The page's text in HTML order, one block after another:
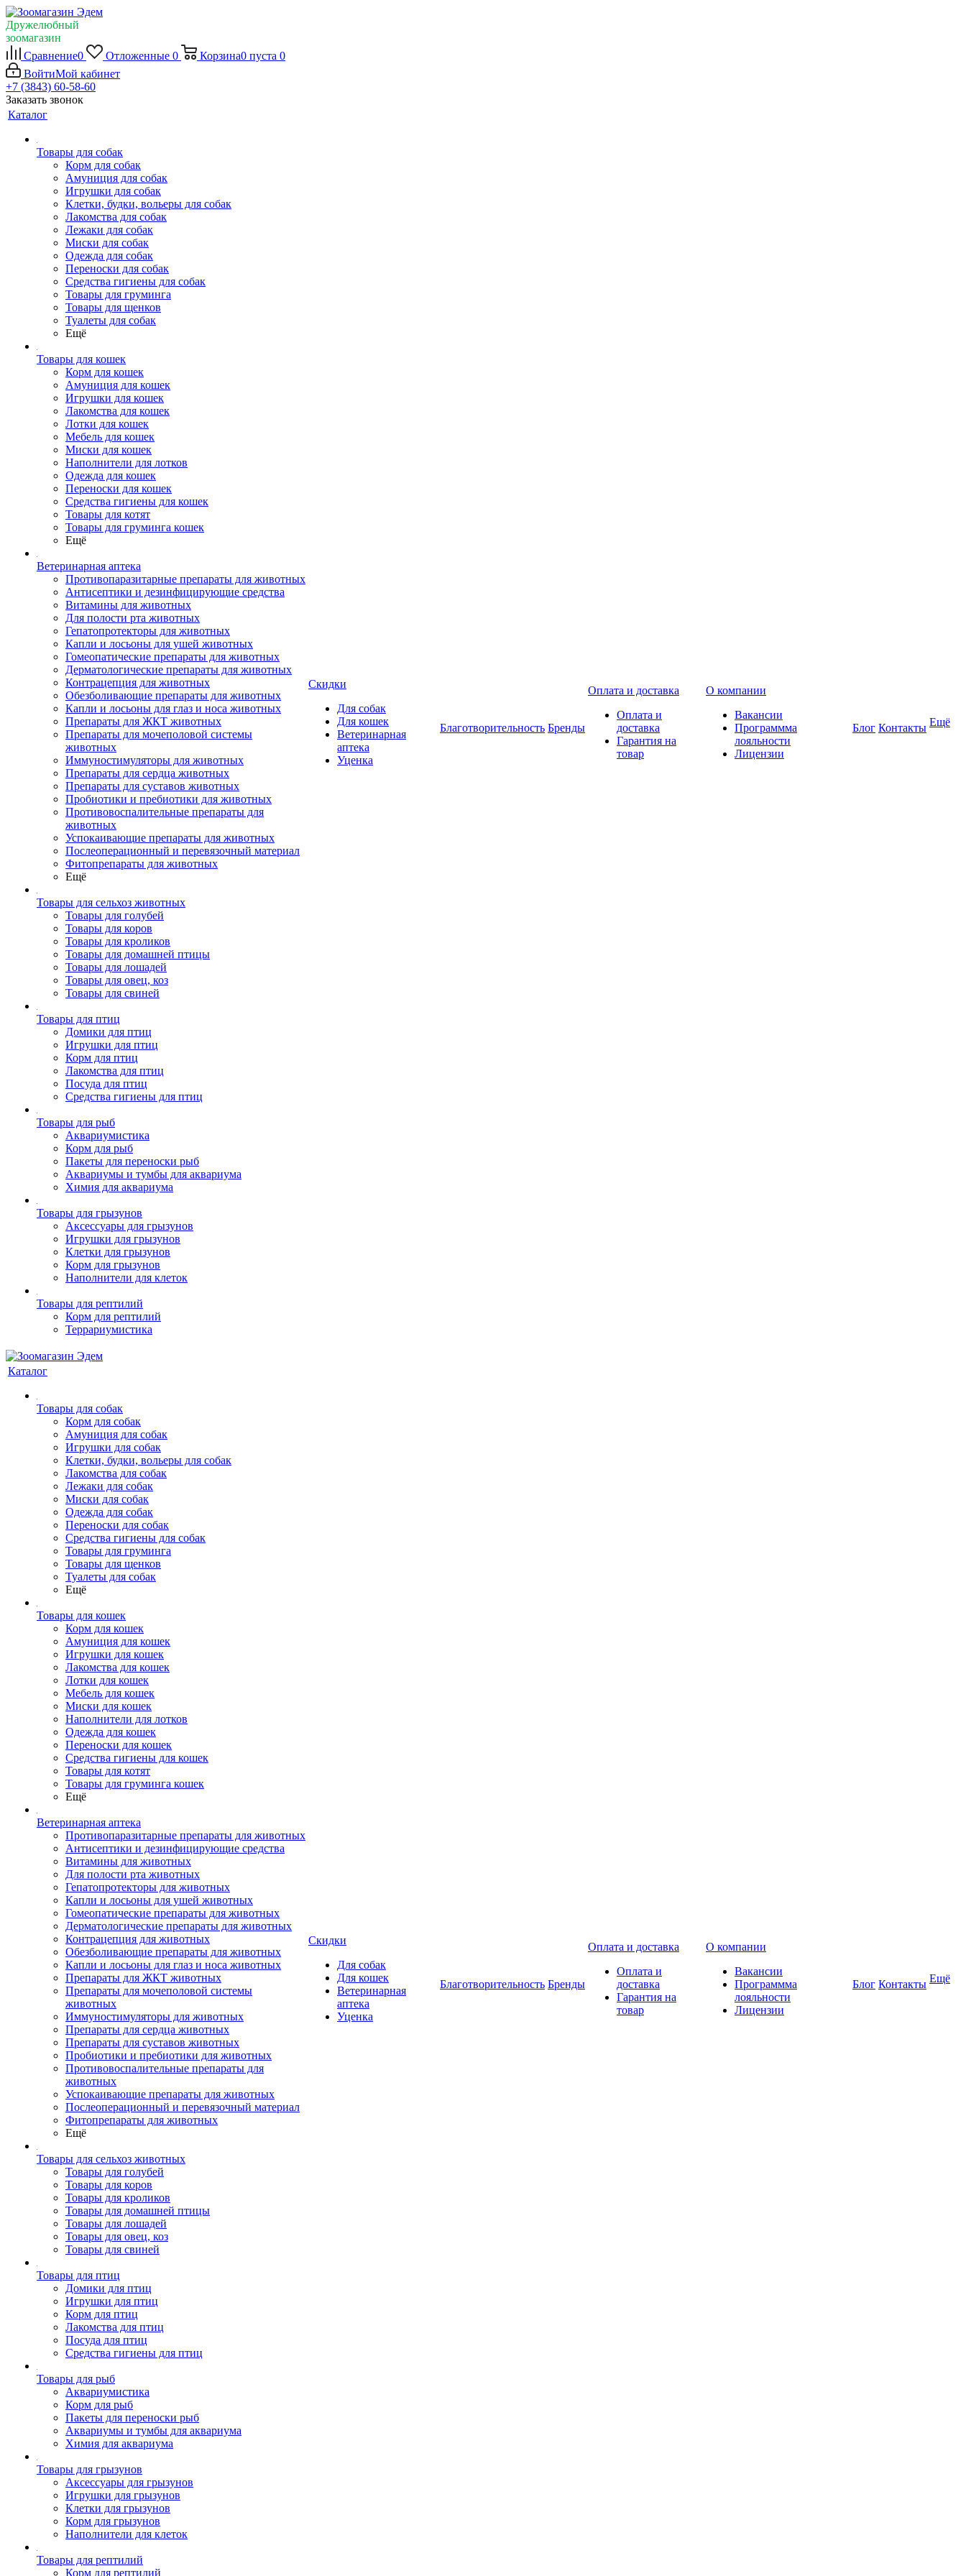
Дружелюбный
зоомагазин
Сравнение0 Отложенные 0 Корзина0 пуста 0
ВойтиМой кабинет
+7 (3843) 60-58-60
Заказать звонок
Каталог
Товары для собак
Корм для собак
Амуниция для собак
Игрушки для собак
Клетки, будки, вольеры для собак
Лакомства для собак
Лежаки для собак
Миски для собак
Одежда для собак
Переноски для собак
Средства гигиены для собак
Товары для груминга
Товары для щенков
Туалеты для собак
Ещё
Товары для кошек
Корм для кошек
Амуниция для кошек
Игрушки для кошек
Лакомства для кошек
Лотки для кошек
Мебель для кошек
Миски для кошек
Наполнители для лотков
Одежда для кошек
Переноски для кошек
Средства гигиены для кошек
Товары для котят
Товары для груминга кошек
Ещё
Ветеринарная аптека
Противопаразитарные препараты для животных
Антисептики и дезинфицирующие средства
Витамины для животных
Для полости рта животных
Гепатопротекторы для животных
Капли и лосьоны для ушей животных
Гомеопатические препараты для животных
Дерматологические препараты для животных
Контрацепция для животных
Обезболивающие препараты для животных
Капли и лосьоны для глаз и носа животных
Препараты для ЖКТ животных
Препараты для мочеполовой системы
животных
Иммуностимуляторы для животных
Препараты для сердца животных
Препараты для суставов животных
Пробиотики и пребиотики для животных
Противовоспалительные препараты для
животных
Успокаивающие препараты для животных
Послеоперационный и перевязочный материал
Фитопрепараты для животных
Ещё
Товары для сельхоз животных
Товары для голубей
Товары для коров
Товары для кроликов
Товары для домашней птицы
Товары для лошадей
Товары для овец, коз
Товары для свиней
Товары для птиц
Домики для птиц
Игрушки для птиц
Корм для птиц
Лакомства для птиц
Посуда для птиц
Средства гигиены для птиц
Товары для рыб
Аквариумистика
Корм для рыб
Пакеты для переноски рыб
Аквариумы и тумбы для аквариума
Химия для аквариума
Товары для грызунов
Аксессуары для грызунов
Игрушки для грызунов
Клетки для грызунов
Корм для грызунов
Наполнители для клеток
Товары для рептилий
Корм для рептилий
Террариумистика
Скидки
Для собак
Для кошек
Ветеринарная
аптека
Уценка
Благотворительность Бренды
Оплата и доставка
Оплата и
доставка
Гарантия на
товар
О компании
Вакансии
Программма
лояльности
Лицензии
Блог Контакты Ещё
Каталог
Товары для собак
Корм для собак
Амуниция для собак
Игрушки для собак
Клетки, будки, вольеры для собак
Лакомства для собак
Лежаки для собак
Миски для собак
Одежда для собак
Переноски для собак
Средства гигиены для собак
Товары для груминга
Товары для щенков
Туалеты для собак
Ещё
Товары для кошек
Корм для кошек
Амуниция для кошек
Игрушки для кошек
Лакомства для кошек
Лотки для кошек
Мебель для кошек
Миски для кошек
Наполнители для лотков
Одежда для кошек
Переноски для кошек
Средства гигиены для кошек
Товары для котят
Товары для груминга кошек
Ещё
Ветеринарная аптека
Противопаразитарные препараты для животных
Антисептики и дезинфицирующие средства
Витамины для животных
Для полости рта животных
Гепатопротекторы для животных
Капли и лосьоны для ушей животных
Гомеопатические препараты для животных
Дерматологические препараты для животных
Контрацепция для животных
Обезболивающие препараты для животных
Капли и лосьоны для глаз и носа животных
Препараты для ЖКТ животных
Препараты для мочеполовой системы
животных
Иммуностимуляторы для животных
Препараты для сердца животных
Препараты для суставов животных
Пробиотики и пребиотики для животных
Противовоспалительные препараты для
животных
Успокаивающие препараты для животных
Послеоперационный и перевязочный материал
Фитопрепараты для животных
Ещё
Товары для сельхоз животных
Товары для голубей
Товары для коров
Товары для кроликов
Товары для домашней птицы
Товары для лошадей
Товары для овец, коз
Товары для свиней
Товары для птиц
Домики для птиц
Игрушки для птиц
Корм для птиц
Лакомства для птиц
Посуда для птиц
Средства гигиены для птиц
Товары для рыб
Аквариумистика
Корм для рыб
Пакеты для переноски рыб
Аквариумы и тумбы для аквариума
Химия для аквариума
Товары для грызунов
Аксессуары для грызунов
Игрушки для грызунов
Клетки для грызунов
Корм для грызунов
Наполнители для клеток
Товары для рептилий
Корм для рептилий
Скидки
Для собак
Для кошек
Ветеринарная
аптека
Уценка
Благотворительность Бренды
Оплата и доставка
Оплата и
доставка
Гарантия на
товар
О компании
Вакансии
Программма
лояльности
Лицензии
Блог Контакты Ещё